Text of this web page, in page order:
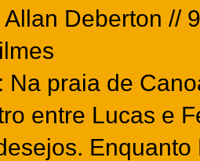
Deberton //
Na praia de
entre Lucas e